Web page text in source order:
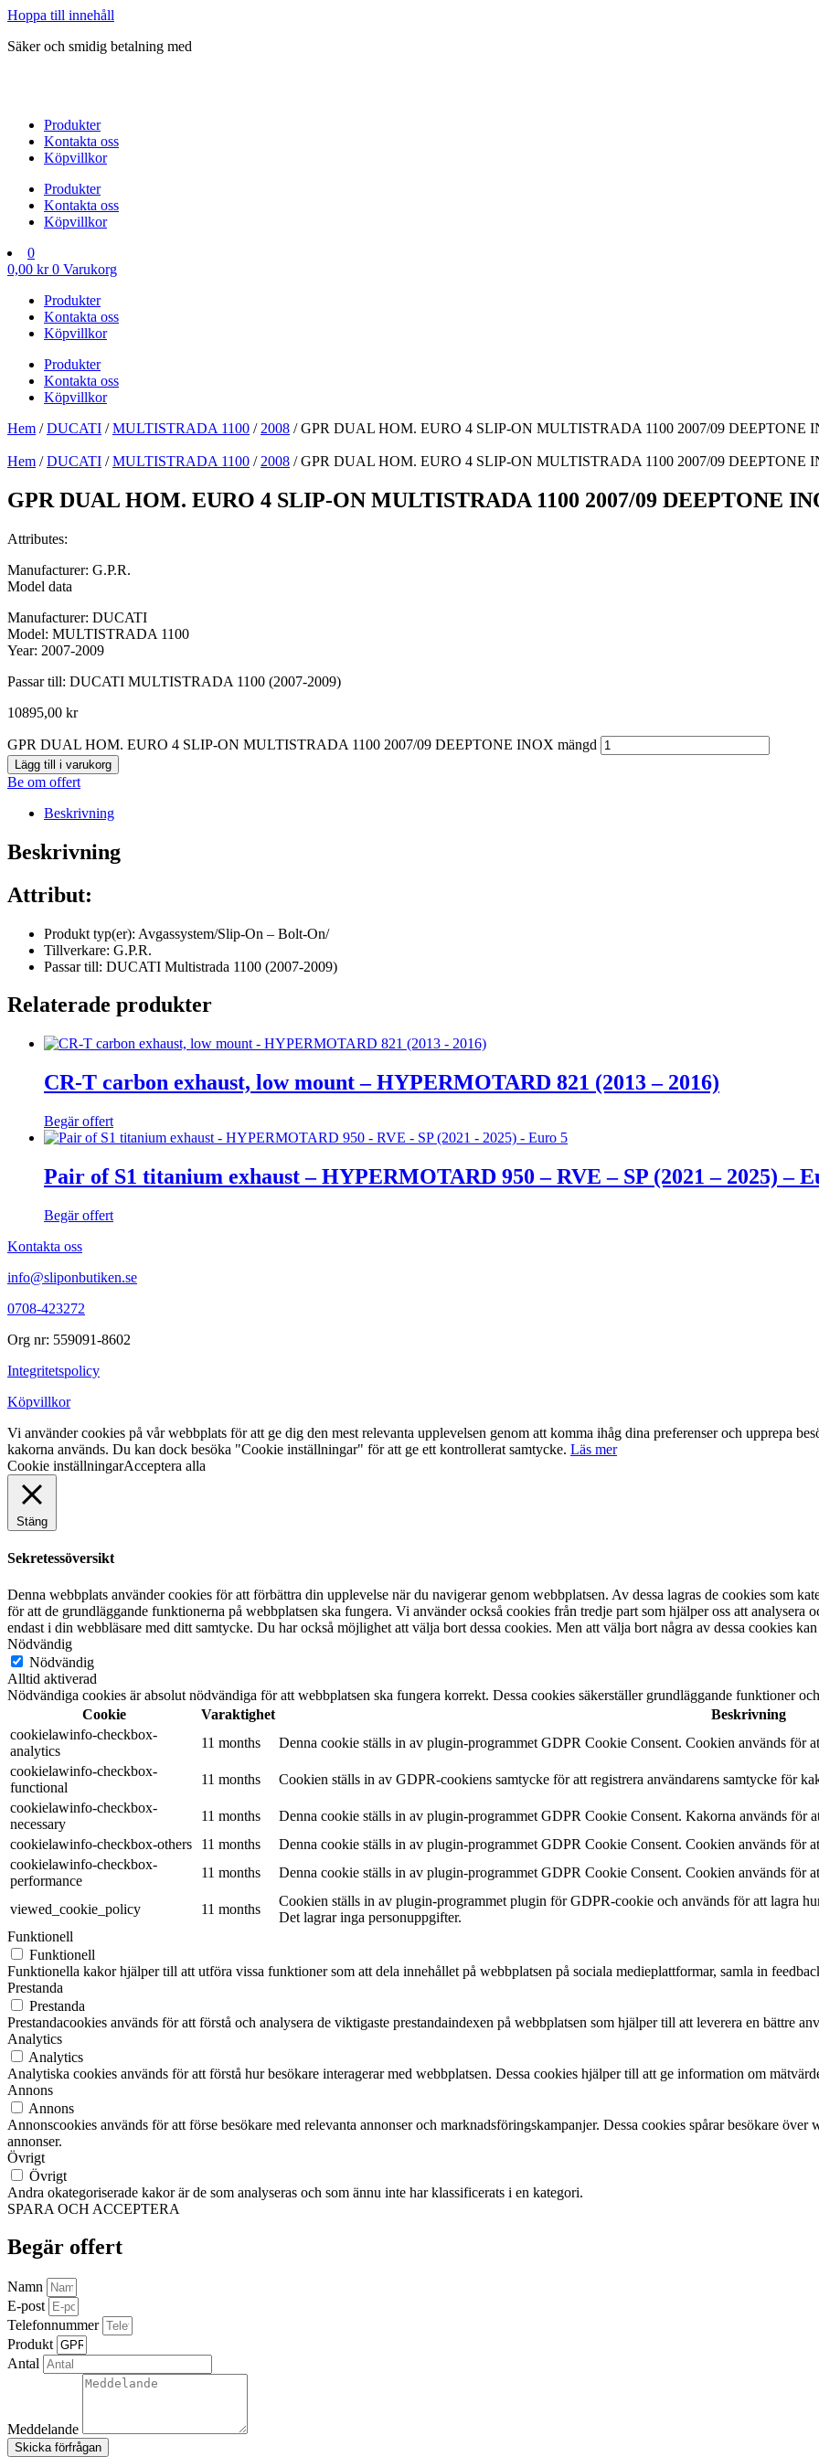
Hoppa till innehåll
Säker och smidig betalning med
Produkter
Kontakta oss
Köpvillkor
Produkter
Kontakta oss
Köpvillkor
0
0,00 kr 0 Varukorg
Produkter
Kontakta oss
Köpvillkor
Produkter
Kontakta oss
Köpvillkor
Hem /DUCATI /MULTISTRADA 1100 / 2008 / GPR DUAL HOM. EURO 4 SLIP-ON MULTISTRADA 1100 2007/09 DEEPTONE
Hem /DUCATI /MULTISTRADA 1100 / 2008 / GPR DUAL HOM. EURO 4 SLIP-ON MULTISTRADA 1100 2007/09 DEEPTONE
GPR DUAL HOM. EURO 4 SLIP-ON MULTISTRADA 1100 2007/09 DEEPTONE
Attributes:
Manufacturer: G.P.R.
Model data
Manufacturer: DUCATI
Model: MULTISTRADA 1100
Year: 2007-2009
Passar till: DUCATI MULTISTRADA 1100 (2007-2009)
10895,00 kr
GPR DUAL HOM. EURO 4 SLIP-ON MULTISTRADA 1100 2007/09 DEEPTONE INOX mängd
Lägg till i varukorg
Be om offert
Beskrivning
Beskrivning
Attribut:
Produkt typ(er): Avgassystem/Slip-On – Bolt-On/
Tillverkare: G.P.R.
Passar till: DUCATI Multistrada 1100 (2007-2009)
Relaterade produkter
CR-T carbon exhaust, low mount – HYPERMOTARD 821 (2013 – 2016)
Begär offert
Pair of S1 titanium exhaust – HYPERMOTARD 950 – RVE – SP (2021 – 2025) –
Begär offert
Kontakta oss
info@sliponbutiken.se
0708-423272
Org nr: 559091-8602
Integritetspolicy
Köpvillkor
Vi använder cookies på vår webbplats för att ge dig den mest relevanta upplevelsen genom att komma ihåg dina preferenser och upprepa
kakorna används. Du kan dock besöka "Cookie inställningar" för att ge ett kontrollerat samtycke. Läs mer
Cookie inställningarAcceptera alla
Stäng
Sekretessöversikt
Denna webbplats använder cookies för att förbättra din upplevelse när du navigerar genom webbplatsen. Av dessa lagras de cookies som
för att de grundläggande funktionerna på webbplatsen ska fungera. Vi använder också cookies från tredje part som hjälper oss att analysera
endast i din webbläsare med ditt samtycke. Du har också möjlighet att välja bort dessa cookies. Men att välja bort några av dessa cookies
Nödvändig
Nödvändig
Alltid aktiverad
Nödvändiga cookies är absolut nödvändiga för att webbplatsen ska fungera korrekt. Dessa cookies säkerställer grundläggande funktioner
Cookie
Varaktighet
Beskrivning
cookielawinfo-checkbox-
analytics
11 months
Denna cookie ställs in av plugin-programmet GDPR Cookie Consent. Cookien används för
cookielawinfo-checkbox-
functional
11 months
Cookien ställs in av GDPR-cookiens samtycke för att registrera användarens samtycke för
cookielawinfo-checkbox-
necessary
11 months
Denna cookie ställs in av plugin-programmet GDPR Cookie Consent. Kakorna används för
cookielawinfo-checkbox-others
11 months
Denna cookie ställs in av plugin-programmet GDPR Cookie Consent. Cookien används för
cookielawinfo-checkbox-
performance
11 months Denna cookie ställs in av plugin-programmet GDPR Cookie Consent. Cookien används för
viewed_cookie_policy 11 months
Cookien ställs in av plugin-programmet plugin för GDPR-cookie och används för att lagra
Det lagrar inga personuppgifter.
Funktionell
Funktionell
Funktionella kakor hjälper till att utföra vissa funktioner som att dela innehållet på webbplatsen på sociala medieplattformar, samla in
Prestanda
Prestanda
Prestandacookies används för att förstå och analysera de viktigaste prestandaindexen på webbplatsen som hjälper till att leverera en bättre
Analytics
Analytics
Analytiska cookies används för att förstå hur besökare interagerar med webbplatsen. Dessa cookies hjälper till att ge information om
Annons
Annons
Annonscookies används för att förse besökare med relevanta annonser och marknadsföringskampanjer. Dessa cookies spårar besökare
annonser.
Övrigt
Övrigt
Andra okategoriserade kakor är de som analyseras och som ännu inte har klassificerats i en kategori.
SPARA OCH ACCEPTERA
Begär offert
Namn
E-post
Telefonnummer
Produkt
Antal
Meddelande
Skicka förfrågan